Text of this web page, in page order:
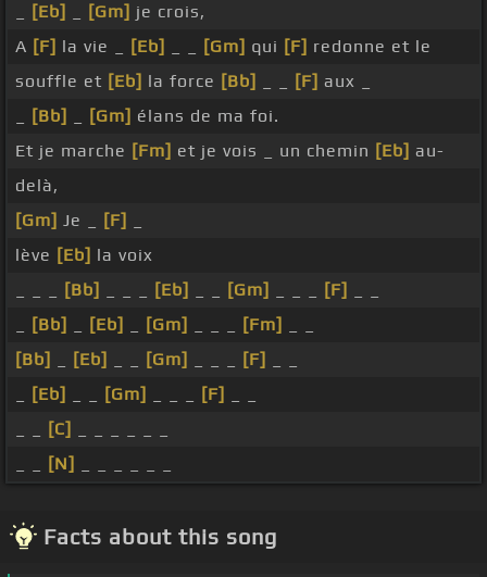
[Eb] [Gm] je crois,
A [F] la vie _ [Eb] [Gm] qui [F] redonne et le
souffle et [Eb] la force [Bb] [F] aux _
[Bb] [Gm] élans de ma foi.
Et je marche [Fm] et je vois _ un chemin [Eb] au-
delà,
[Gm] Je _ [F]
lève [Eb] la voix
[Bb] [Eb] [Gm] [F]
[Bb] [Eb] [Gm] [Fm]
[Bb]
[Eb] [Gm] [F]
[Eb] [Gm] [F]
[C]
[N]
Facts about this song